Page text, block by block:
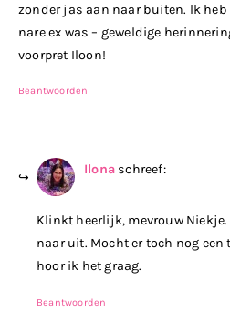
zonder jas aan naar buiten. Ik
nare ex was – geweldige
voorpret Iloon!
Beantwoorden
Ilona schreef:
Klinkt heerlijk, mevrouw
naar uit. Mocht er toch nog
hoor ik het graag.
Beantwoorden